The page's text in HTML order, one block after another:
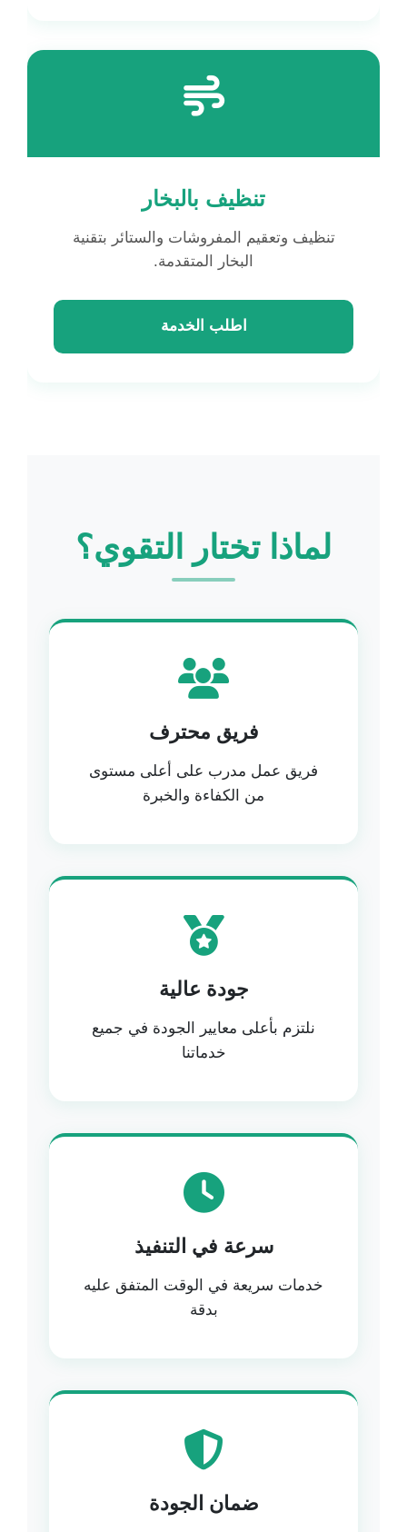
تنظيف بالبخار
تنظيف وتعقيم المفروشات والستائر بتقنية
البخار المتقدمة.
اطلب الخدمة
لماذا تختار التقوي؟
فريق محترف
فريق عمل مدرب على أعلى مستوى
من الكفاءة والخبرة
جودة عالية
نلتزم بأعلى معايير الجودة في جميع
خدماتنا
سرعة في التنفيذ
خدمات سريعة في الوقت المتفق عليه
بدقة
ضمان الجودة